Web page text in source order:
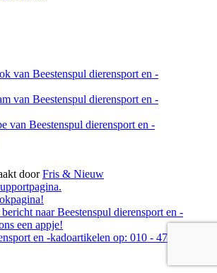
van Beestenspul dierensport en -
van Beestenspul dierensport en -
van Beestenspul dierensport en -
doorFris & Nieuw
naar Beestenspul dierensport en -
een appje!
en -kadoartikelen op: 010 - 479 06 88